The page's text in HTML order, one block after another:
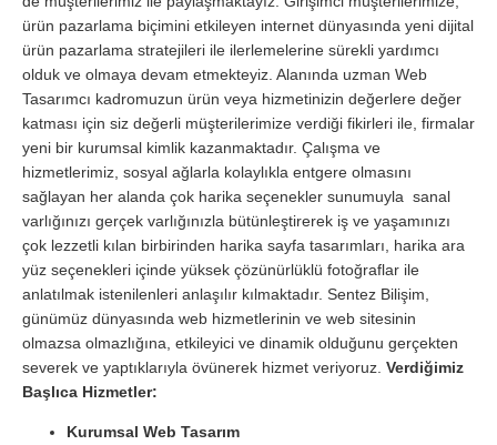
ürün pazarlama biçimini etkileyen internet dünyasında yeni dijital
ürün pazarlama stratejileri ile ilerlemelerine sürekli yardımcı
olduk ve olmaya devam etmekteyiz. Alanında uzman Web
Tasarımcı kadromuzun ürün veya hizmetinizin değerlere değer
katması için siz değerli müşterilerimize verdiği fikirleri ile, firmalar
yeni bir kurumsal kimlik kazanmaktadır. Çalışma ve
hizmetlerimiz, sosyal ağlarla kolaylıkla entgere olmasını
sağlayan her alanda çok harika seçenekler sunumuyla sanal
varlığınızı gerçek varlığınızla bütünleştirerek iş ve yaşamınızı
çok lezzetli kılan birbirinden harika sayfa tasarımları, harika ara
yüz seçenekleri içinde yüksek çözünürlüklü fotoğraflar ile
anlatılmak istenilenleri anlaşılır kılmaktadır. Sentez Bilişim,
günümüz dünyasında web hizmetlerinin ve web sitesinin
olmazsa olmazlığına, etkileyici ve dinamik olduğunu gerçekten
severek ve yaptıklarıyla övünerek hizmet veriyoruz. Verdiğimiz
Başlıca Hizmetler:
Kurumsal Web Tasarım